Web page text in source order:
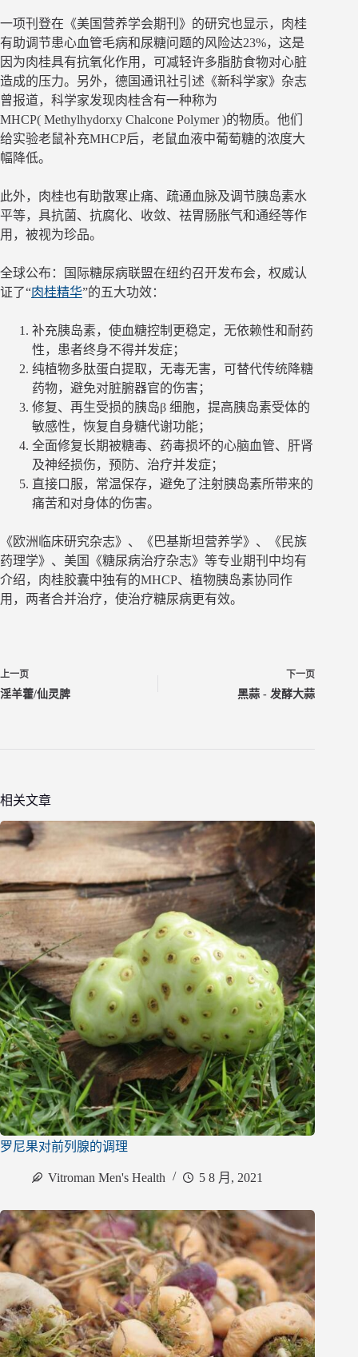
一项刊登在《美国营养学会期刊》的研究也显示，肉桂
有助调节患心血管毛病和尿糖问题的风险达23%，这是
因为肉桂具有抗氧化作用，可减轻许多脂肪食物对心脏
造成的压力。另外，德国通讯社引述《新科学家》杂志
曾报道，科学家发现肉桂含有一种称为
MHCP( Methylhydorxy Chalcone Polymer )的物质。他们
给实验老鼠补充MHCP后，老鼠血液中葡萄糖的浓度大
幅降低。
此外，肉桂也有助散寒止痛、疏通血脉及调节胰岛素水
平等，具抗菌、抗腐化、收敛、祛胃肠胀气和通经等作
用，被视为珍品。
全球公布：国际糖尿病联盟在纽约召开发布会，权威认
证了“肉桂精华”的五大功效：
补充胰岛素，使血糖控制更稳定，无依赖性和耐药
性，患者终身不得并发症；
纯植物多肽蛋白提取，无毒无害，可替代传统降糖
药物，避免对脏腑器官的伤害；
修复、再生受损的胰岛β 细胞，提高胰岛素受体的
敏感性，恢复自身糖代谢功能；
全面修复长期被糖毒、药毒损坏的心脑血管、肝肾
及神经损伤，预防、治疗并发症；
直接口服，常温保存，避免了注射胰岛素所带来的
痛苦和对身体的伤害。
《欧洲临床研究杂志》、《巴基斯坦营养学》、《民族
药理学》、美国《糖尿病治疗杂志》等专业期刊中均有
介绍，肉桂胶囊中独有的MHCP、植物胰岛素协同作
用，两者合并治疗，使治疗糖尿病更有效。
上一页
淫羊藿/仙灵脾
下一页
黑蒜 - 发酵大蒜
相关文章
罗尼果对前列腺的调理
Vitroman Men's Health 5 8 月, 2021